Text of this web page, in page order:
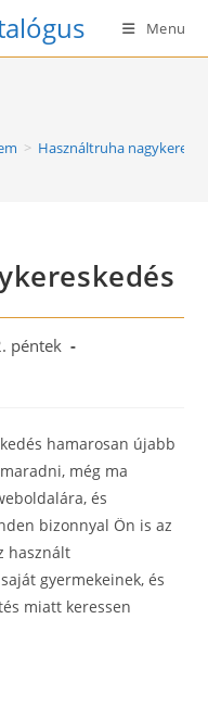
Menu
> Használtruha
péntek
hamarosan újabb
még ma
és
bizonnyal Ön is az
használt
gyermekeinek, és
miatt keressen